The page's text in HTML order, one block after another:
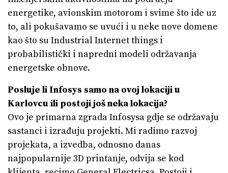
energetike, avionskim motorom i svime što ide uz
to, ali pokušavamo se uvući i u neke nove domene
kao što su Industrial Internet things i
probabilistički i napredni modeli održavanja
energetske obnove.
Posluje li Infosys samo na ovoj lokaciji u
Karlovcu ili postoji još neka lokacija?
Ovo je primarna zgrada Infosysa gdje se održavaju
sastanci i izrađuju projekti. Mi radimo razvoj
projekata, a izvedba, odnosno danas
najpopularnije 3D printanje, odvija se kod